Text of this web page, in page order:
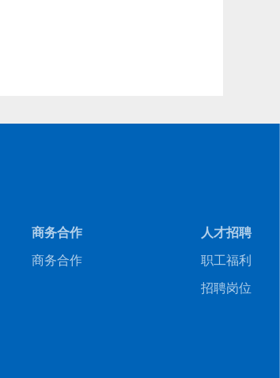
商务合作
商务合作
人才招聘
职工福利
招聘岗位